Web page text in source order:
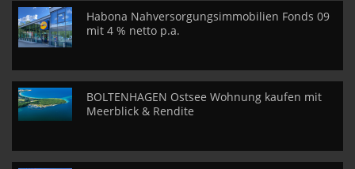
Habona Nahversorgungsimmobilien Fonds 09
mit 4 % netto p.a.
BOLTENHAGEN Ostsee Wohnung kaufen mit
Meerblick & Rendite